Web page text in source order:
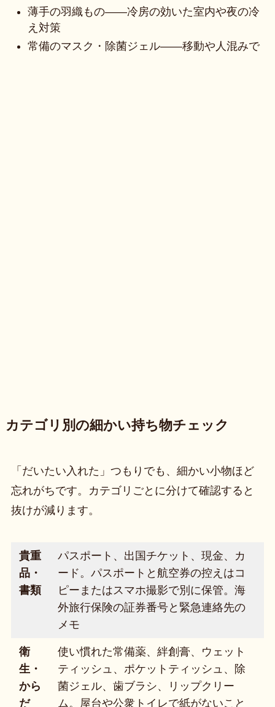
薄手の羽織もの——冷房の効いた室内や夜の冷
え対策
常備のマスク・除菌ジェル——移動や人混みで
カテゴリ別の細かい持ち物チェック
「だいたい入れた」つもりでも、細かい小物ほど
忘れがちです。カテゴリごとに分けて確認すると
抜けが減ります。
貴重
品・
書類
パスポート、出国チケット、現金、カ
ード。パスポートと航空券の控えはコ
ピーまたはスマホ撮影で別に保管。海
外旅行保険の証券番号と緊急連絡先の
メモ
衛
生・
から
だ
使い慣れた常備薬、絆創膏、ウェット
ティッシュ、ポケットティッシュ、除
菌ジェル、歯ブラシ、リップクリー
ム。屋台や公衆トイレで紙がないこと